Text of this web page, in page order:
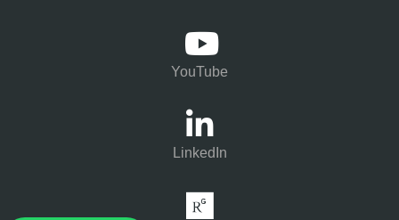
YouTube
LinkedIn